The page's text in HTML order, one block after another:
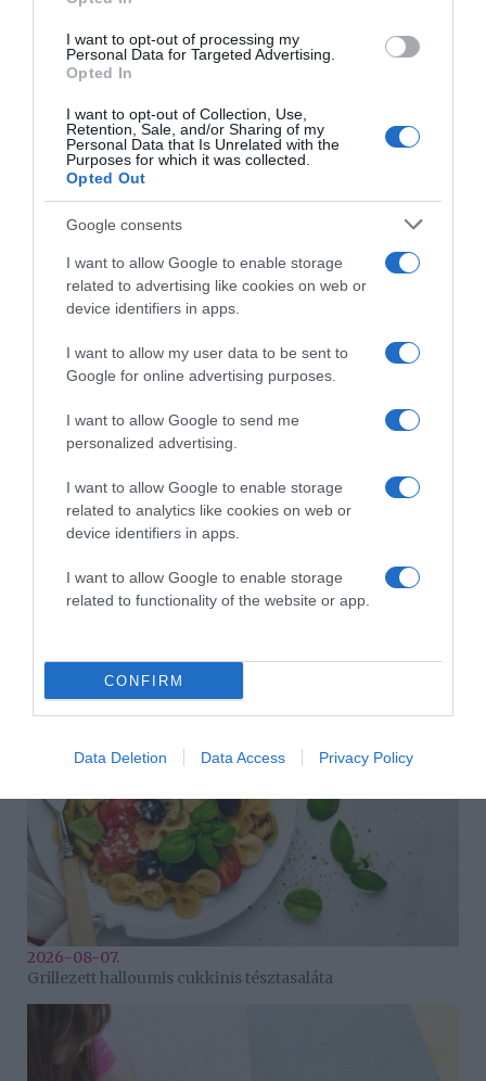
I want to opt-out of processing my
Personal Data for Targeted Advertising.
Opted In
I want to opt-out of Collection, Use,
Retention, Sale, and/or Sharing of my
Personal Data that Is Unrelated with the
Purposes for which it was collected.
Opted Out
Google consents
I want to allow Google to enable storage
related to advertising like cookies on web or
device identifiers in apps.
I want to allow my user data to be sent to
Google for online advertising purposes.
I want to allow Google to send me
personalized advertising.
I want to allow Google to enable storage
related to analytics like cookies on web or
device identifiers in apps.
I want to allow Google to enable storage
related to functionality of the website or app.
CONFIRM
Data Deletion Data Access Privacy Policy
Ez is érdekelhet! -A legjobb ajándékok férfiaknak Valentin-
Megosztás:
Címkék: ajándék,Valentin nap,egyedi
Korábbi bejegyzések Következő bejegyzés
HASONLÓ BEJEGYZÉSEK
2026-08-07.
2026-08-07.
Grillezett halloumis cukkinis tésztasaláta